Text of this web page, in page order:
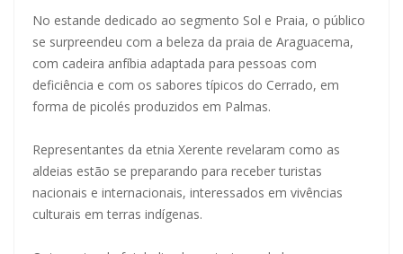
No estande dedicado ao segmento Sol e Praia, o público
se surpreendeu com a beleza da praia de Araguacema,
com cadeira anfíbia adaptada para pessoas com
deficiência e com os sabores típicos do Cerrado, em
forma de picolés produzidos em Palmas.
Representantes da etnia Xerente revelaram como as
aldeias estão se preparando para receber turistas
nacionais e internacionais, interessados em vivências
culturais em terras indígenas.